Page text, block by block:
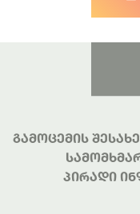
Გამოცემის
Პირადი